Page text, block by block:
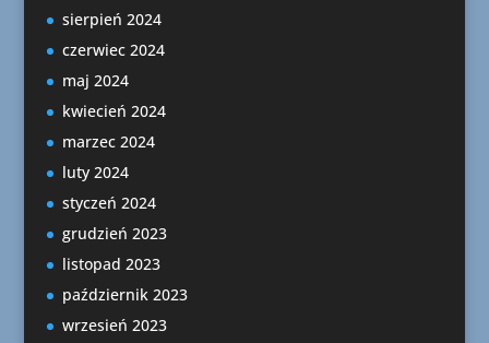
sierpień 2024
czerwiec 2024
maj 2024
kwiecień 2024
marzec 2024
luty 2024
styczeń 2024
grudzień 2023
listopad 2023
październik 2023
wrzesień 2023